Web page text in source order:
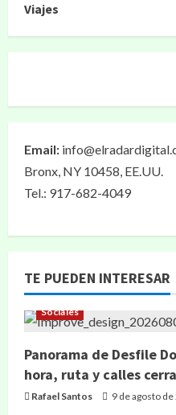
Viajes
Email:
Bronx, NY 10458, EE.UU.
Tel.: 917-682-4049
TE PUEDEN INTERESAR
Sociales
Panorama de Desfile
hora, ruta y calles
Rafael Santos 9 de agosto